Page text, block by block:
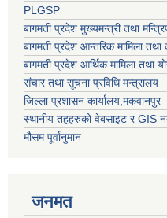
PLGSP
बागमती प्रदेश मुख्यमन्त्री तथा
बागमती प्रदेश आन्तरिक मामिला
बागमती प्रदेश आर्थिक मामिला तथा
संचार तथा सूचना प्रविधि मन्त्रालय
जिल्ला प्रशासन कार्यालय,मकवानपुर
स्थानीय तहहरुको वेबसाइट र GIS
मौसम पूर्वानुमान
जनमत